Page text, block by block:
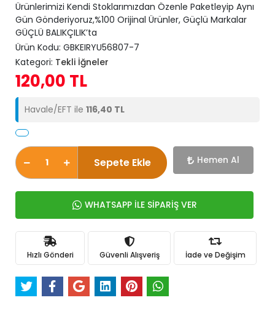
Ürünlerimizi Kendi Stoklarımızdan Özenle Paketleyip Aynı
Gün Gönderiyoruz,%100 Orijinal Ürünler, Güçlü Markalar
GÜÇLÜ BALIKÇILIK’ta
Ürün Kodu: GBKEIRYU56807-7
Kategori: Tekli İğneler
120,00 TL
Havale/EFT ile 116,40 TL
Sepete Ekle Hemen Al
WHATSAPP İLE SİPARİŞ VER
Hızlı Gönderi Güvenli Alışveriş İade ve Değişim